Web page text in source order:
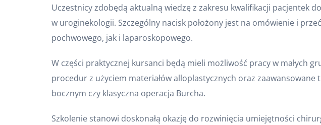
Uczestnicy zdobędą aktualną wiedzę z zakresu kwalifikacji pacjentek
w uroginekologii. Szczególny nacisk położony jest na omówienie i
pochwowego, jak i laparoskopowego.
W części praktycznej kursanci będą mieli możliwość pracy w małych
procedur z użyciem materiałów alloplastycznych oraz
bocznym czy klasyczna operacja Burcha.
Szkolenie stanowi doskonałą okazję do rozwinięcia umiejętności